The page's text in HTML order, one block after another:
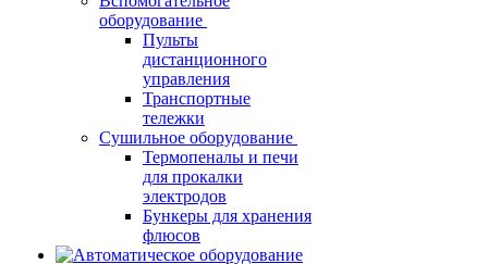
оборудование
Пульты
дистанционного
управления
Транспортные
тележки
Сушильное оборудование
Термопеналы и печи
для прокалки
электродов
Бункеры для хранения
флюсов